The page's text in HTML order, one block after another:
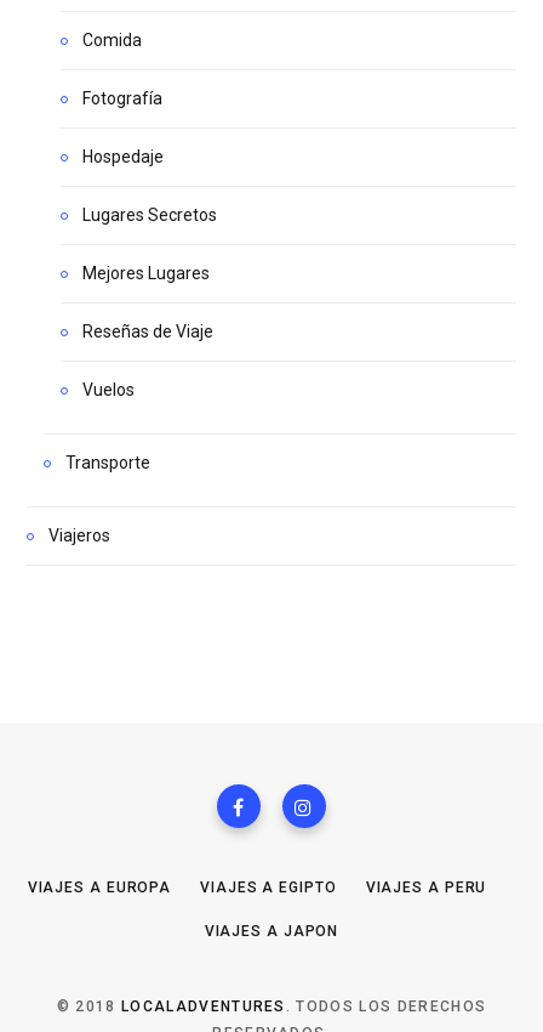
Comida
Fotografía
Hospedaje
Lugares Secretos
Mejores Lugares
Reseñas de Viaje
Vuelos
Transporte
Viajeros
VIAJES A EUROPA VIAJES A EGIPTO VIAJES A PERU
VIAJES A JAPON
© 2018LOCALADVENTURES . TODOS LOS DERECHOS